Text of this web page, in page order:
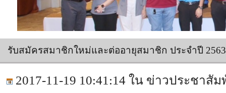
รับสมัครสมาชิกใหม่และต่ออายุสมาชิก ประจำปี 2563
2017-11-19 10:41:14 ใน ข่าวประชาสัม